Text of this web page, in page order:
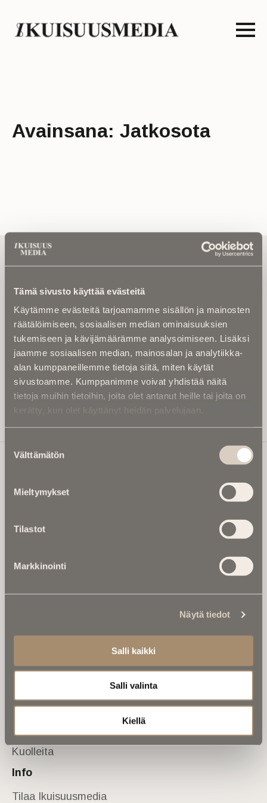
Tämä sivusto käyttää evästeitä
Käytämme evästeitä tarjoamamme sisällön ja mainosten
räätälöimiseen, sosiaalisen median ominaisuuksien
tukemiseen ja kävijämäärämme analysoimiseen. Lisäksi
jaamme sosiaalisen median, mainosalan ja analytiikka-
alan kumppaneillemme tietoja siitä, miten käytät
sivustoamme. Kumppanimme voivat yhdistää näitä
tietoja muihin tietoihin, joita olet antanut heille tai joita on
kerätty, kun olet käyttänyt heidän palvelujaan.
valinta
Välttämätön
Mieltymykset
Tilastot
Markkinointi
Näytä tiedot
Salli kaikki
Salli valinta
Kiellä
Avainsana: Jatkosota
Tilaa uutiskirje - Pääset heti parhaiden
artikkelien pariin!
Kirjoita alle sähköpostiosoitteesi niin saat kaksi kertaa
etteivät kiinnostavat artikkelit jää huomaamatta.
Uutiskirje on maksuton eikä se velvoita mihinkään.
Kirjoita tähän sähköpostiosoite, johon haluat uutiskirjeen
tulevan:
Tilaa Uutiskirje
Ikuisuusmedia
valtakunnallinen mediabrändi. Julkaisemme uusimmat
kuolinuutiset ja kuolintiedot.
Anna palautetta
Muistokirjoituksia
Kuolema koskettaa
Asiantuntijoilta
Kuolleita
Info
Tilaa Ikuisuusmedia